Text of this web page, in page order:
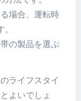
場合、運転時
の製品を選ぶ
ライフスタイ
よいでしょ